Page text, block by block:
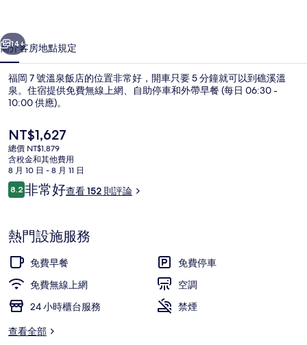
店
的
相
片
集
個 下一個
14+
簡介客房地點規定
福岡 7 號溫泉飯店的位置非常好，開車只要 5 分鐘就可以到礁溪溫
泉。住宿提供免費無線上網、自助停車和外帶早餐 (每日 06:30 -
10:00 供應)。
目
前
的
價
格
是
NT$1,627
總價 NT$1,879
含稅金和其他費用
8 月 10 日 - 8 月 11 日
評
論
8.28.2 分，滿分 10 分，
非常好查看 152 則評論
熱門設施服務
免費早餐
免費停車
免費無線上網
空調
24 小時櫃台服務
禁煙
查看全部